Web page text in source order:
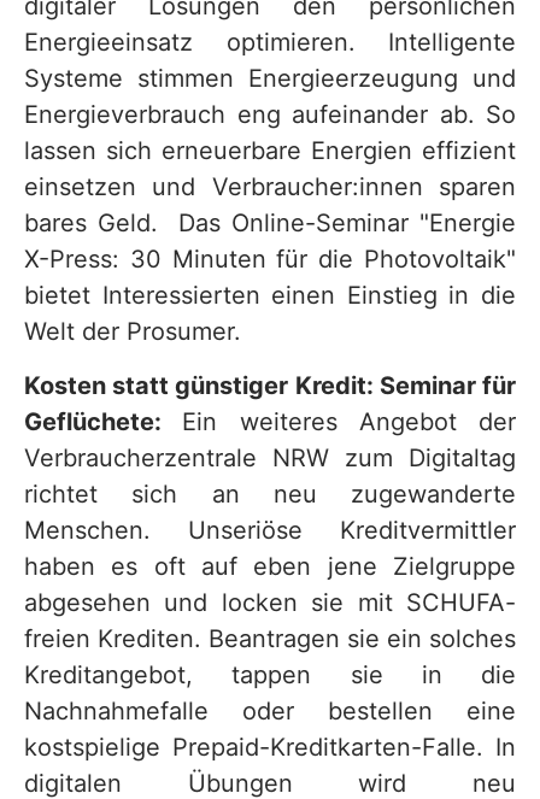
digitaler Lösungen den persönlichen
Energieeinsatz optimieren. Intelligente
Systeme stimmen Energieerzeugung und
Energieverbrauch eng aufeinander ab. So
lassen sich erneuerbare Energien effizient
einsetzen und Verbraucher:innen sparen
bares Geld. Das Online-Seminar "Energie
X-Press: 30 Minuten für die Photovoltaik"
bietet Interessierten einen Einstieg in die
Welt der Prosumer.
Kosten statt günstiger Kredit: Seminar für
Geflüchete: Ein weiteres Angebot der
Verbraucherzentrale NRW zum Digitaltag
richtet sich an neu zugewanderte
Menschen. Unseriöse Kreditvermittler
haben es oft auf eben jene Zielgruppe
abgesehen und locken sie mit SCHUFA-
freien Krediten. Beantragen sie ein solches
Kreditangebot, tappen sie in die
Nachnahmefalle oder bestellen eine
kostspielige Prepaid-Kreditkarten-Falle. In
digitalen Übungen wird neu